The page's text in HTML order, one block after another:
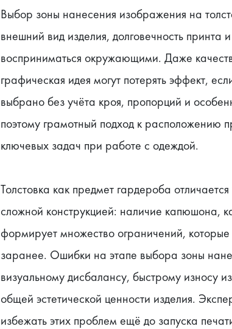
Выбор зоны нанесения изображения на
внешний вид изделия, долговечность принта
восприниматься окружающими. Даже
графическая идея могут потерять эффект,
выбрано без учёта кроя, пропорций и
поэтому грамотный подход к расположению
ключевых задач при работе с одеждой.
Толстовка как предмет гардероба
сложной конструкцией: наличие капюшона,
формирует множество ограничений,
заранее. Ошибки на этапе выбора зоны
визуальному дисбалансу, быстрому износу
общей эстетической ценности изделия.
избежать этих проблем ещё до запуска